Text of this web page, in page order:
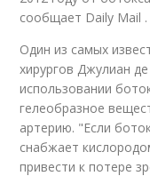
сообщает Daily Mail .
Один из самых
хирургов Джулиан
использовании
гелеобразное
артерию. "Если
снабжает
привести к потере